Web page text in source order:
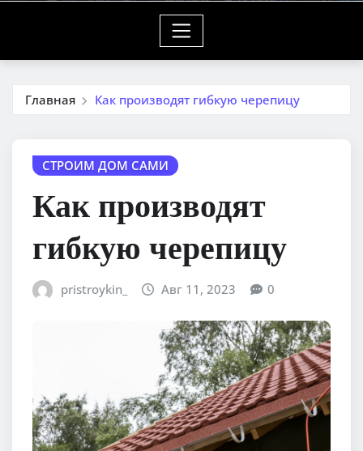
Главная Как производят гибкую черепицу
СТРОИМ ДОМ САМИ
Как производят
гибкую черепицу
pristroykin_ Авг 11, 2023 0